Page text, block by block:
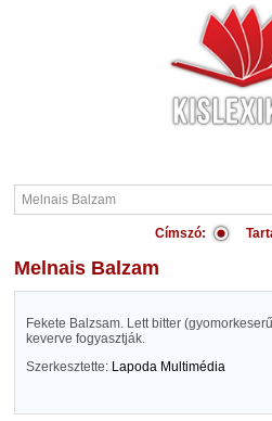
Címszó:
Melnais Balzam
Fekete Balzsam. Lett bitter
keverve fogyasztják.
Szerkesztette: Lapoda Multimédia